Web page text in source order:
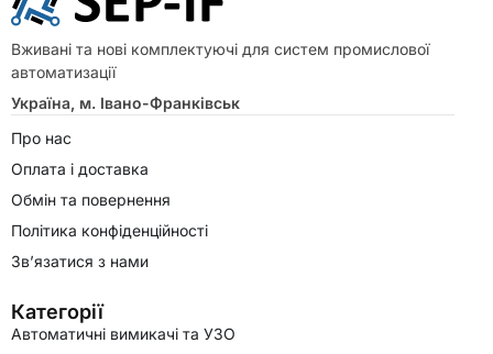
Вживані та нові комплектуючі для систем промислової
автоматизації
Україна, м. Івано-Франківськ
Про нас
Оплата і доставка
Обмін та повернення
Політика конфіденційності
Зв’язатися з нами
Категорії
Автоматичні вимикачі та УЗО